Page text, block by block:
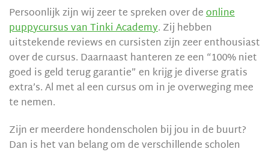
Persoonlijk zijn wij zeer te spreken over deonline
puppycursus van Tinki Academy. Zij hebben
uitstekende reviews en cursisten zijn zeer enthousiast
over de cursus. Daarnaast hanteren ze een “100% niet
goed is geld terug garantie” en krijg je diverse gratis
extra’s. Al met al een cursus om in je overweging mee
te nemen.
Zijn er meerdere hondenscholen bij jou in de buurt?
Dan is het van belang om de verschillende scholen